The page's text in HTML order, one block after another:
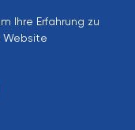
Ihre Erfahrung zu
Website